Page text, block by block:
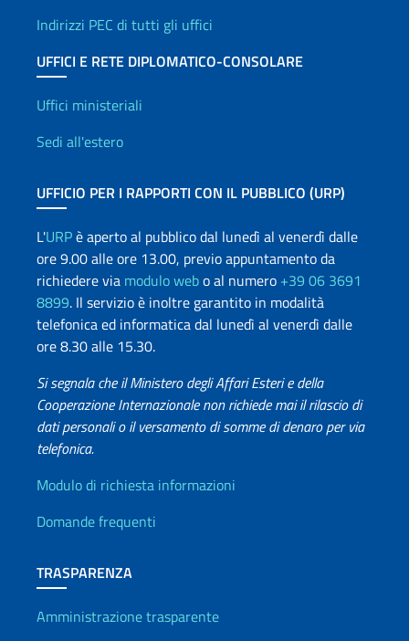
Indirizzi PEC di tutti gli uffici
UFFICI E RETE DIPLOMATICO-CONSOLARE
Uffici e Rete diplomatica
Uffici ministeriali
Sedi all'estero
UFFICIO PER I RAPPORTI CON IL PUBBLICO (URP)
L'URPè aperto al pubblico dal lunedì al venerdì dalle
ore 9.00 alle ore 13.00, previo appuntamento da
richiedere via modulo webo al numero +39 06 3691
8899. Il servizio è inoltre garantito in modalità
telefonica ed informatica dal lunedì al venerdì dalle
ore 8.30 alle 15.30.
Si segnala che il Ministero degli Affari Esteri e della
Cooperazione Internazionale non richiede mai il rilascio di
dati personali o il versamento di somme di denaro per via
telefonica.
Info utili
Modulo di richiesta informazioni
Domande frequenti
TRASPARENZA
Amministrazione trasparente